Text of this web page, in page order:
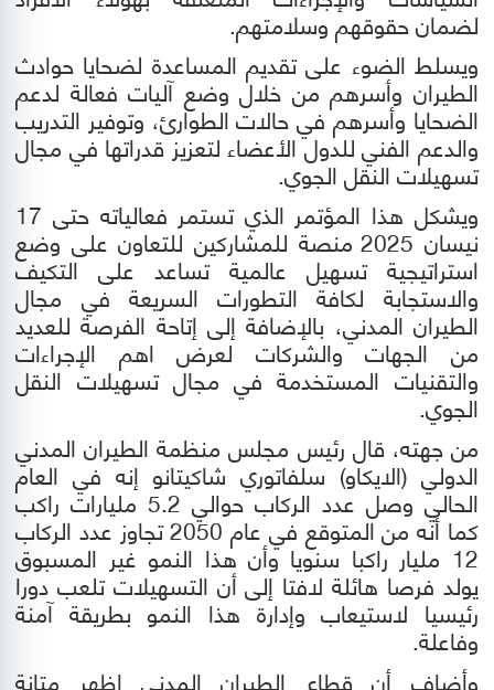
لضمان حقوقهم وسلامتهم.
ويسلط الضوء على تقديم المساعدة لضحايا حوادث
الطيران وأسرهم من خلال وضع آليات فعالة لدعم
الضحايا وأسرهم في حالات الطوارئ، وتوفير التدريب
والدعم الفني للدول الأعضاء لتعزيز قدراتها في مجال
تسهيلات النقل الجوي.
ويشكل هذا المؤتمر الذي تستمر فعالياته حتى 17
نيسان 2025 منصة للمشاركين للتعاون على وضع
استراتيجية تسهيل عالمية تساعد على التكيف
والاستجابة لكافة التطورات السريعة في مجال
الطيران المدني، بالإضافة إلى إتاحة الفرصة للعديد
من الجهات والشركات لعرض اهم الإجراءات
والتقنيات المستخدمة في مجال تسهيلات النقل
الجوي.
من جهته، قال رئيس مجلس منظمة الطيران المدني
الدولي (الايكاو) سلفاتوري شاكيتانو إنه في العام
الحالي وصل عدد الركاب حوالي 5.2 مليارات راكب
كما أنه من المتوقع في عام 2050 تجاوز عدد الركاب
12 مليار راكبا سنويا وأن هذا النمو غير المسبوق
يولد فرصا هائلة لافتا إلى أن التسهيلات تلعب دورا
رئيسيا لاستيعاب وإدارة هذا النمو بطريقة آمنة
وفاعلة.
وأضاف أن قطاع الطيران المدني اظهر متانة